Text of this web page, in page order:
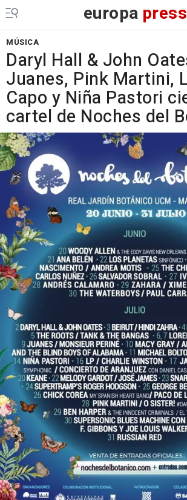
europa press
MÚSICA
Daryl Hall & John
Juanes, Pink Martini,
Capo y Niña Pastori
cartel de Noches del